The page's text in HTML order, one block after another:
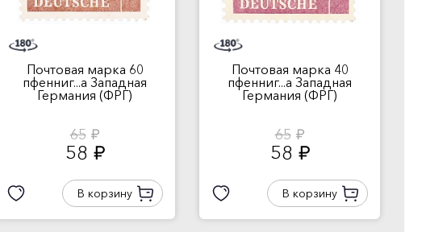
Почтовая марка 60
пфенниг...а Западная
Германия (ФРГ)
65 руб.
58 руб.
В корзину
Почтовая марка 40
пфенниг...а Западная
Германия (ФРГ)
65 руб.
58 руб.
В корзину